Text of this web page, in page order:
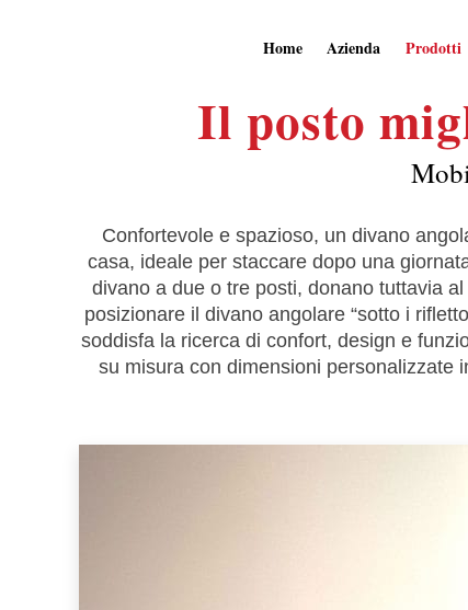
Home Azienda Prodotti
Il posto
Confortevole e spazioso, un divano
casa, ideale per staccare dopo una
divano a due o tre posti, donano tuttavia
posizionare il divano angolare “sotto i
soddisfa la ricerca di confort, design e
su misura con dimensioni personalizzate